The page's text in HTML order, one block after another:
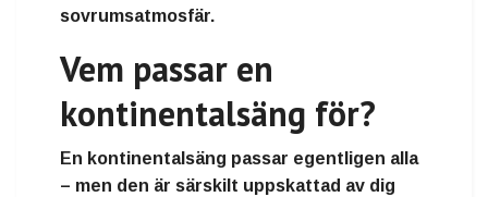
sovrumsatmosfär.
Vem passar en
kontinentalsäng för?
En kontinentalsäng passar egentligen alla
– men den är särskilt uppskattad av dig